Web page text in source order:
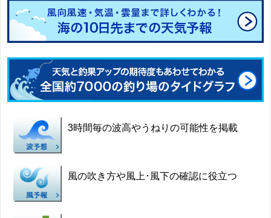
3時間毎の波高やうねりの可能性を掲載
風の吹き方や風上･風下の確認に役立つ